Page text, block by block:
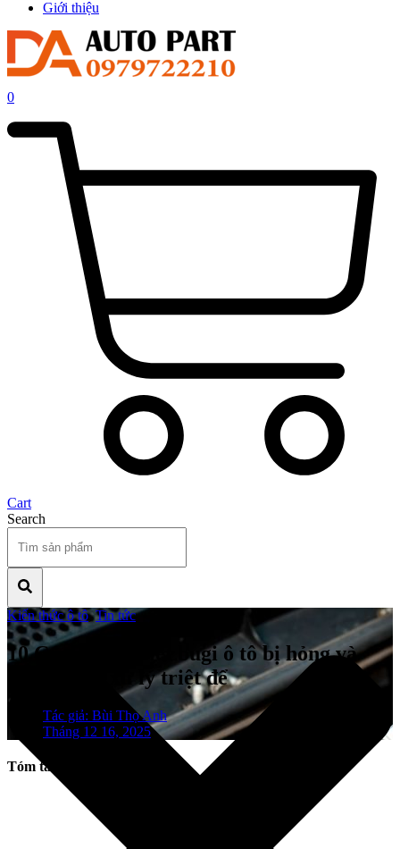
Giới thiệu
0
Cart
Search
Kiến thức ô tô,Tin tức
10 Cách nhận biết bugi ô tô bị hỏng và
hướng dẫn xử lý triệt để
Tác giả: Bùi Thọ Anh
Tháng 12 16, 2025
Tóm tắt nội dung